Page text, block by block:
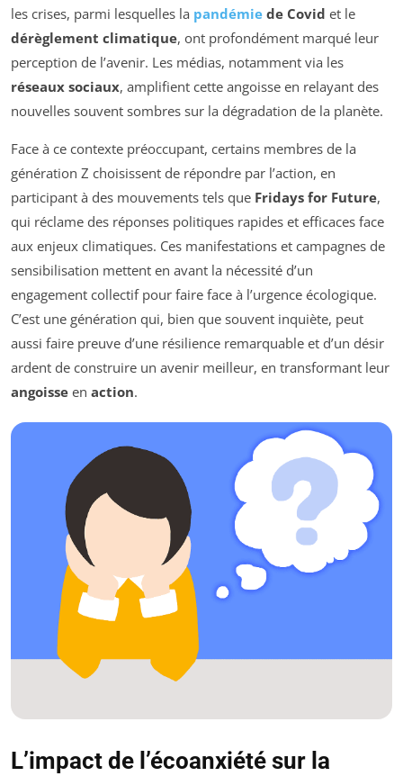
les crises, parmi lesquelles la pandémie de Covid et le
dérèglement climatique, ont profondément marqué leur
perception de l’avenir. Les médias, notamment via les
réseaux sociaux, amplifient cette angoisse en relayant des
nouvelles souvent sombres sur la dégradation de la planète.
Face à ce contexte préoccupant, certains membres de la
génération Z choisissent de répondre par l’action, en
participant à des mouvements tels que Fridays for Future,
qui réclame des réponses politiques rapides et efficaces face
aux enjeux climatiques. Ces manifestations et campagnes de
sensibilisation mettent en avant la nécessité d’un
engagement collectif pour faire face à l’urgence écologique.
C’est une génération qui, bien que souvent inquiète, peut
aussi faire preuve d’une résilience remarquable et d’un désir
ardent de construire un avenir meilleur, en transformant leur
angoisse en action.
L’impact de l’écoanxiété sur la